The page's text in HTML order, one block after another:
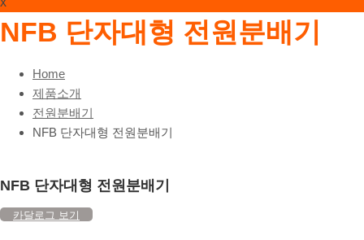
NFB 단자대형 전원분배기
Home
제품소개
전원분배기
NFB 단자대형 전원분배기
NFB 단자대형 전원분배기
카달로그 보기